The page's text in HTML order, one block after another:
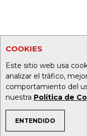
COOKIES
Este sitio web usa
analizar el tráfico,
comportamiento del
nuestra Política de
ENTENDIDO
TEMAS DE INTERÉS